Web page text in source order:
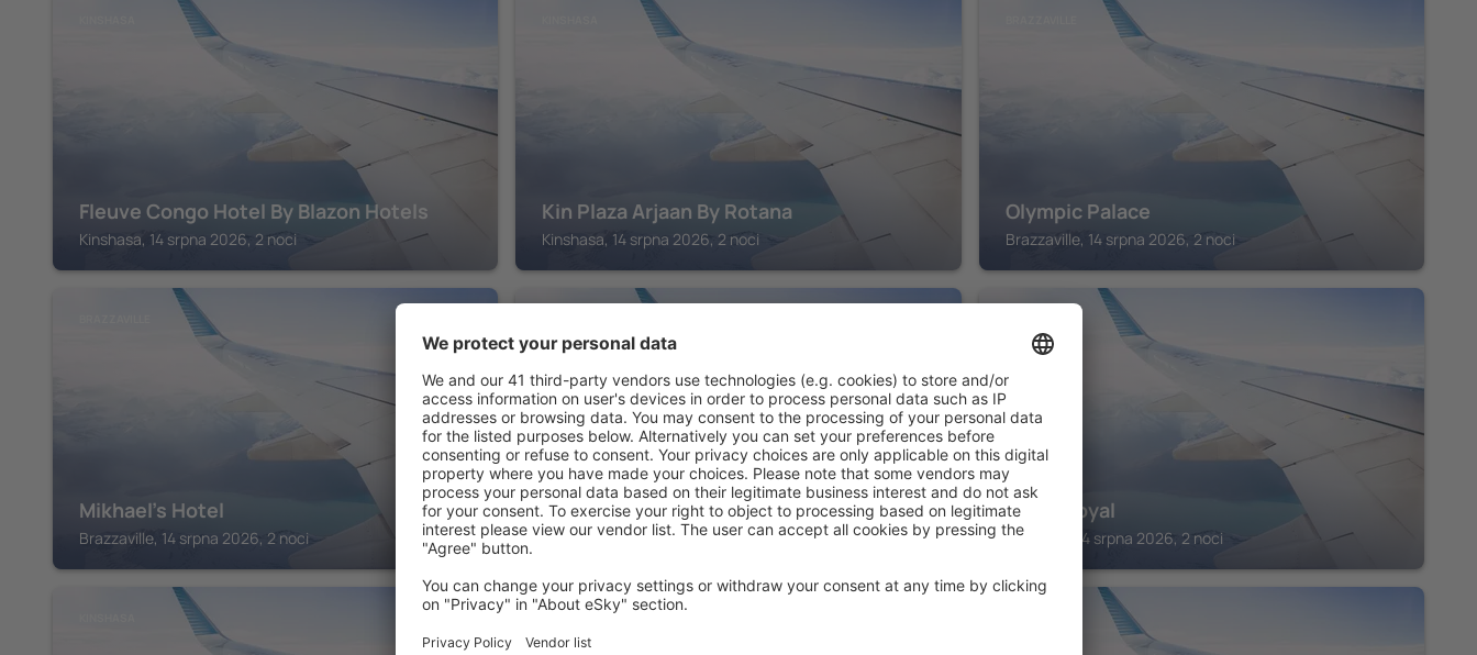
Fleuve Congo Hotel By Blazon Hotels
Kinshasa, 14 srpna 2026, 2 noci
Kin Plaza Arjaan By Rotana
Kinshasa, 14 srpna 2026, 2 noci
Olympic Palace
Brazzaville, 14 srpna 2026, 2 noci
Mikhael's Hotel
Brazzaville, 14 srpna 2026, 2 noci
Four Points By Sheraton Kinshasa
Kinshasa, 14 srpna 2026, 2 noci
Hotel Royal
Kinshasa, 14 srpna 2026, 2 noci
BRAZZAVILLE